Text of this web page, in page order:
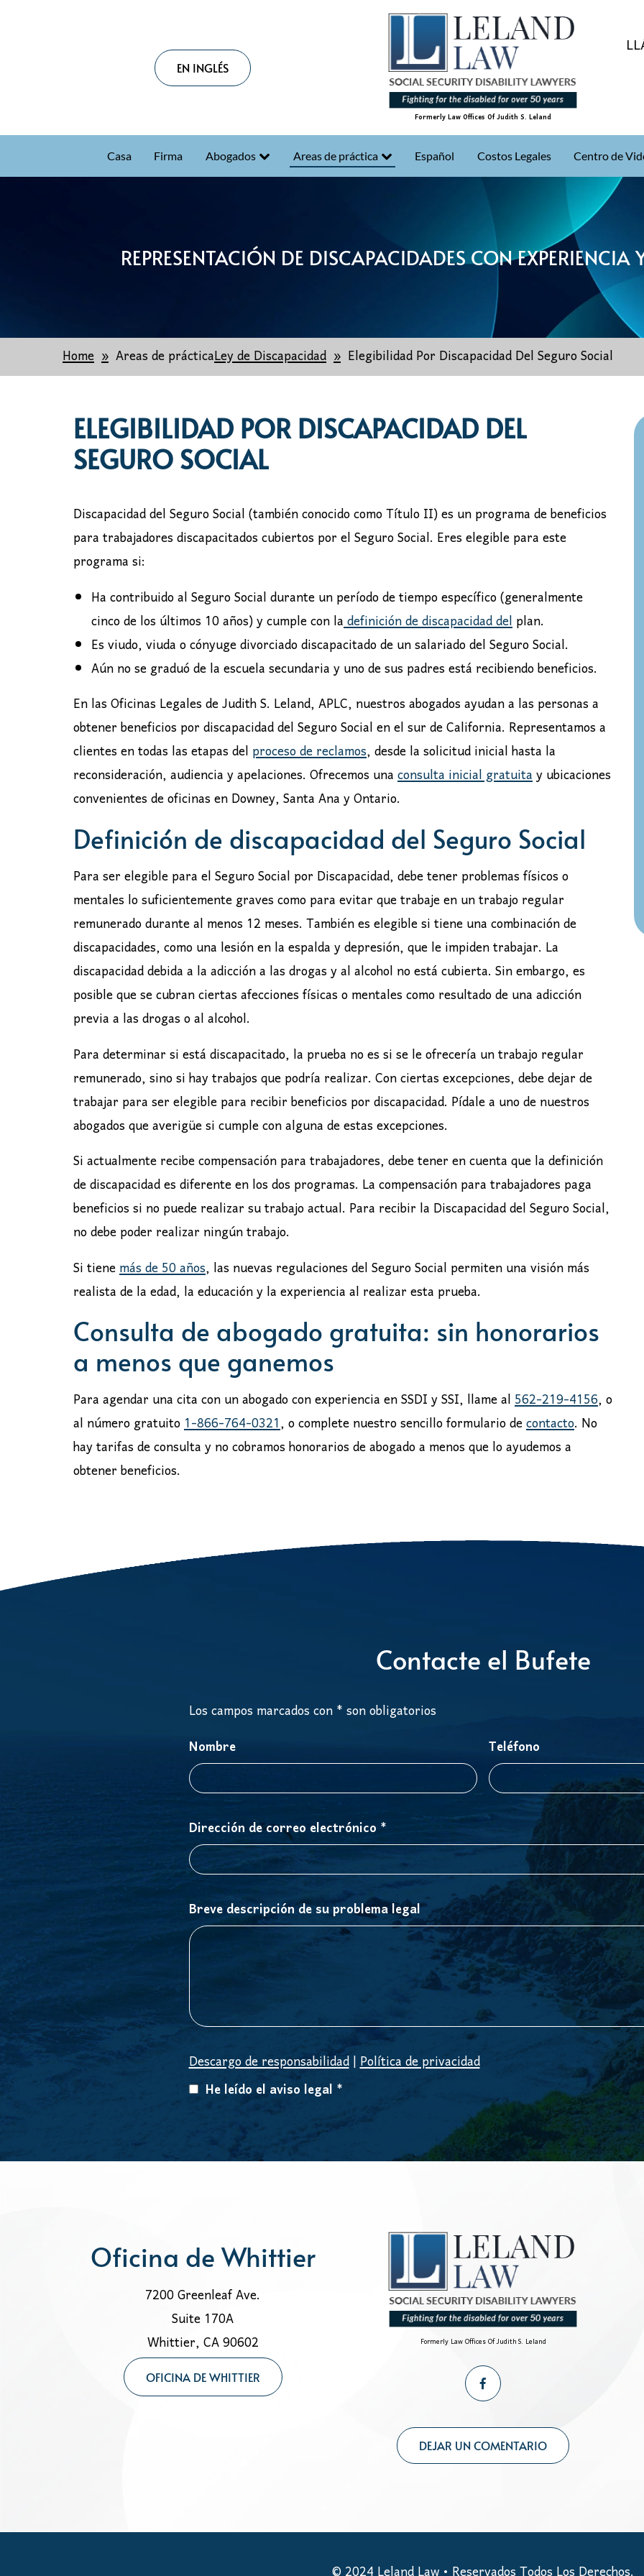
EN INGLÉS
Formerly Law Offices Of Judith S. Leland
Casa Firma Abogados Areas de práctica Español Costos Legales Centro de
REPRESENTACIÓN DE DISCAPACIDADES CON EXPERIENCIA
Home Areas de prácticaLey de Discapacidad Elegibilidad Por Discapacidad Del Seguro Social
ELEGIBILIDAD POR DISCAPACIDAD DEL
SEGURO SOCIAL
Discapacidad del Seguro Social (también conocido como Título II) es un programa de beneficios
para trabajadores discapacitados cubiertos por el Seguro Social. Eres elegible para este
programa si:
Ha contribuido al Seguro Social durante un período de tiempo específico (generalmente
cinco de los últimos 10 años) y cumple con ladefinición de discapacidad delplan.
Es viudo, viuda o cónyuge divorciado discapacitado de un salariado del Seguro Social.
Aún no se graduó de la escuela secundaria y uno de sus padres está recibiendo beneficios.
En las Oficinas Legales de Judith S. Leland, APLC, nuestros abogados ayudan a las personas a
obtener beneficios por discapacidad del Seguro Social en el sur de California. Representamos a
clientes en todas las etapas delproceso de reclamos, desde la solicitud inicial hasta la
reconsideración, audiencia y apelaciones. Ofrecemos unaconsulta inicial gratuitay ubicaciones
convenientes de oficinas en Downey, Santa Ana y Ontario.
Definición de discapacidad del Seguro Social
Para ser elegible para el Seguro Social por Discapacidad, debe tener problemas físicos o
mentales lo suficientemente graves como para evitar que trabaje en un trabajo regular
remunerado durante al menos 12 meses. También es elegible si tiene una combinación de
discapacidades, como una lesión en la espalda y depresión, que le impiden trabajar. La
discapacidad debida a la adicción a las drogas y al alcohol no está cubierta. Sin embargo, es
posible que se cubran ciertas afecciones físicas o mentales como resultado de una adicción
previa a las drogas o al alcohol.
Para determinar si está discapacitado, la prueba no es si se le ofrecería un trabajo regular
remunerado, sino si hay trabajos que podría realizar. Con ciertas excepciones, debe dejar de
trabajar para ser elegible para recibir beneficios por discapacidad. Pídale a uno de nuestros
abogados que averigüe si cumple con alguna de estas excepciones.
Si actualmente recibe compensación para trabajadores, debe tener en cuenta que la definición
de discapacidad es diferente en los dos programas. La compensación para trabajadores paga
beneficios si no puede realizar su trabajo actual. Para recibir la Discapacidad del Seguro Social,
no debe poder realizar ningún trabajo.
Si tienemás de 50 años, las nuevas regulaciones del Seguro Social permiten una visión más
realista de la edad, la educación y la experiencia al realizar esta prueba.
Consulta de abogado gratuita: sin honorarios
a menos que ganemos
Para agendar una cita con un abogado con experiencia en SSDI y SSI, llame al562-219-4156, o
al número gratuito1-866-764-0321, o complete nuestro sencillo formulario decontacto. No
hay tarifas de consulta y no cobramos honorarios de abogado a menos que lo ayudemos a
obtener beneficios.
Contacte el Bufete
Los campos marcados con * son obligatorios
Nombre
Teléfono
Dirección de correo electrónico *
Breve descripción de su problema legal
Descargo de responsabilidad|Política de privacidad
He leído el aviso legal *
Oficina de Whittier
7200 Greenleaf Ave.
Suite 170A
Whittier, CA 90602
OFICINA DE WHITTIER
Formerly Law Offices Of Judith S. Leland
DEJAR UN COMENTARIO